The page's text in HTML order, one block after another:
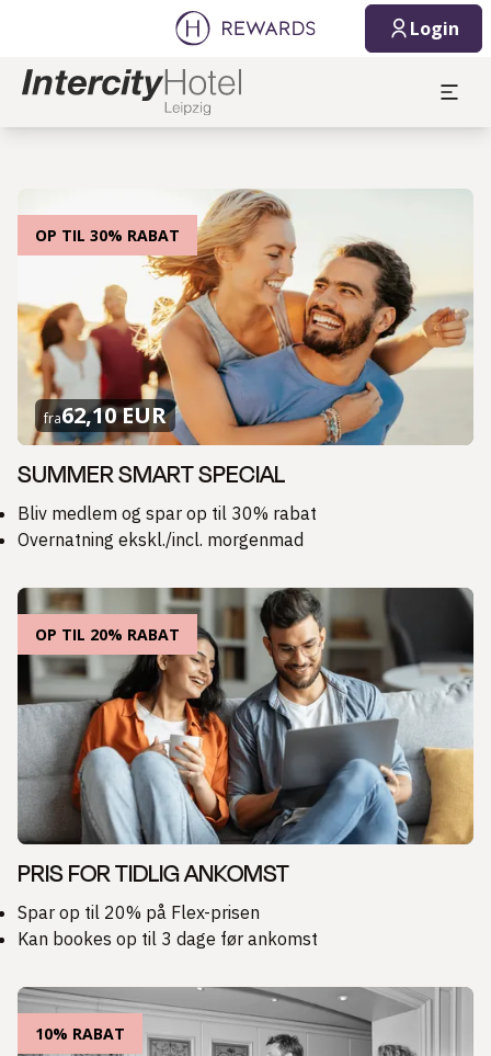
Login
OP TIL 30% RABAT
fra62,10 EUR
SUMMER SMART SPECIAL
Bliv medlem og spar op til 30% rabat
Overnatning ekskl./incl. morgenmad
OP TIL 20% RABAT
PRIS FOR TIDLIG ANKOMST
Spar op til 20% på Flex-prisen
Kan bookes op til 3 dage før ankomst
10% RABAT